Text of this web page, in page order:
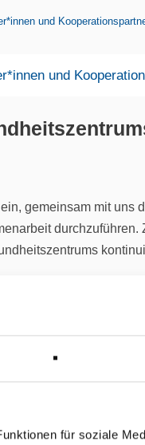
für soziale
und
und
gemeinsam mit uns
ganzheitliche
zur Verfügung.
an aktuelle
zukunftssicher